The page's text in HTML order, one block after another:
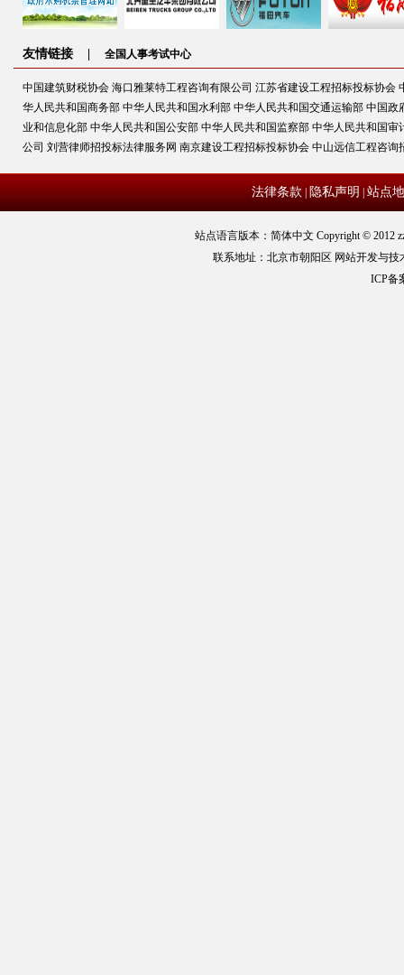
友情链接 | 全国人事考试中心
中国建筑财税协会 海口雅莱特工程咨询有限公司 江苏省建设工程招标投标协会
华人民共和国商务部 中华人民共和国水利部 中华人民共和国交通运输部 中国政
业和信息化部 中华人民共和国公安部 中华人民共和国监察部 中华人民共和国审
公司 刘营律师招投标法律服务网 南京建设工程招标投标协会 中山远信工程咨询
法律条款 隐私声明 站点
站点语言版本：简体中文 Copyright © 2012
联系地址：北京市朝阳区 网站开发与技
ICP备